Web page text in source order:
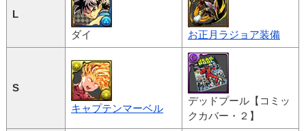
L
ダイ
お正月ラジョア装備
S
キャプテンマーベル
デッドプール【コミッ
クカバー・２】